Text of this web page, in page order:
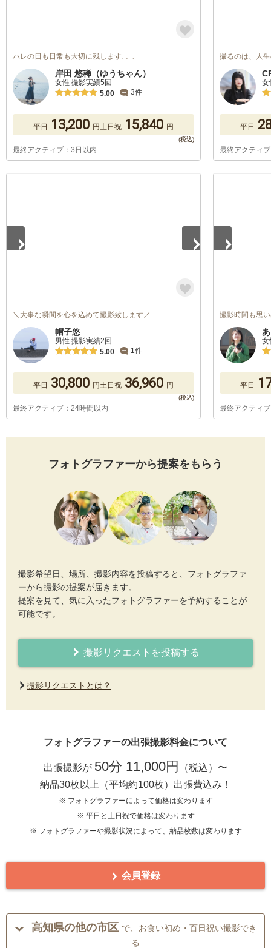
ハレの日も日常も大切に残します‪𓂃 𓈒
岸田 悠稀（ゆうちゃん）
女性 撮影実績5回
5.00
3件
平日 13,200 円土日祝 15,840 円
最終アクティブ：3日以内
撮るのは、人
女
平日
最終アクティ
＼大事な瞬間を心を込めて撮影致します／
帽子悠
男性 撮影実績2回
5.00
1件
平日 30,800 円土日祝 36,960 円
最終アクティブ：24時間以内
撮影時間も思
女
平日
最終アクティ
フォトグラファーから提案をもらう
撮影希望日、場所、撮影内容を投稿すると、フォトグラファ
ーから撮影の提案が届きます。
提案を見て、気に入ったフォトグラファーを予約することが
可能です。
撮影リクエストを投稿する
撮影リクエストとは？
フォトグラファーの出張撮影料金について
出張撮影が 50分 11,000円
（税込）〜
納品30枚以上（平均約100枚）出張費込み！
※ フォトグラファーによって価格は変わります
※ 平日と土日祝で価格は変わります
※ フォトグラファーや撮影状況によって、納品枚数は変わります
会員登録
高知県の他の市区 で、お食い初め・百日祝い撮影でき
る